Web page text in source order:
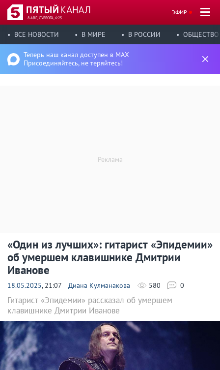
8 АВГ, СУББОТА, 6:25
ЭФИР
ВСЕ НОВОСТИ В МИРЕ В РОССИИ ОБЩЕСТВО
Теперь наш канал доступен в MAX
Присоединяйтесь, не теряйтесь!
«Один из лучших»: гитарист «Эпидемии»
об умершем клавишнике Дмитрии
Иванове
18.05.2025, 21:07 Диана Кулманакова 580 0
Гитарист «Эпидемии» рассказал об умершем
клавишнике Дмитрии Иванове